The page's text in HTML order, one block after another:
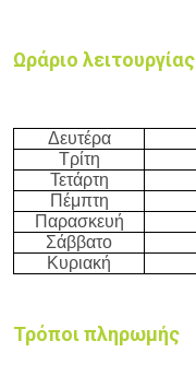
Ωράριο λειτουργίας
Δευτέρα
Τρίτη
Τετάρτη
Πέμπτη
Παρασκευή
Σάββατο
Κυριακή
Τρόποι πληρωμής